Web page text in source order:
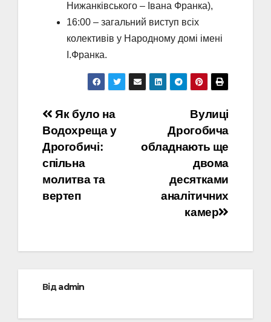
Нижанківського – Івана Франка),
16:00 – загальний виступ всіх
колективів у Народному домі імені
І.Франка.
Навігація
записів
Вулиці
Дрогобича
обладнають ще
двома
десятками
аналітичних
камер
Як було на
Водохреща у
Дрогобичі:
спільна
молитва та
вертеп
Відadmin